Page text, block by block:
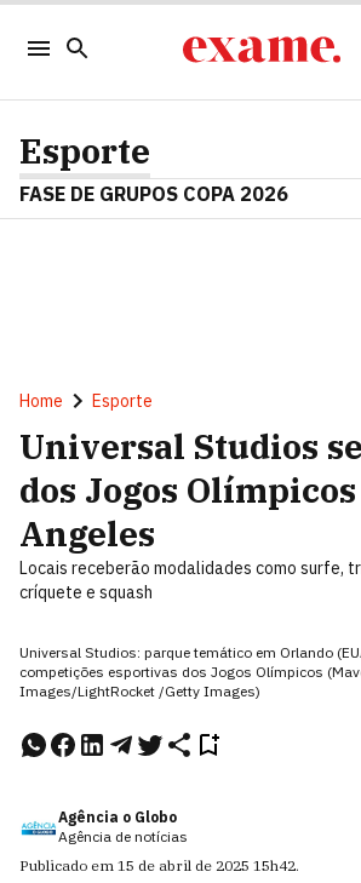
Esporte
FASE DE GRUPOS COPA 2026
Home Esporte
Universal Studios
dos Jogos
Angeles
Locais receberão modalidades como surfe,
críquete e squash
Universal Studios: parque temático em Orlando
competições esportivas dos Jogos Olímpicos
Images/LightRocket /Getty Images)
Agência o Globo
Agência de notícias
Publicado em 15 de abril de 2025 15h42.